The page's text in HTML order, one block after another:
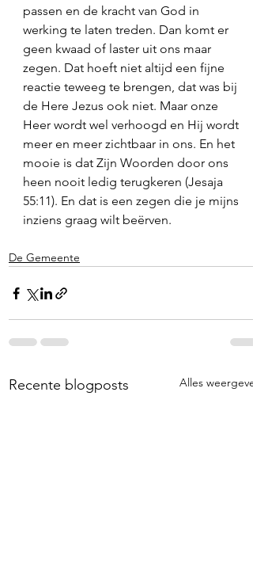
passen en de kracht van God in
werking te laten treden. Dan komt er
geen kwaad of laster uit ons maar
zegen. Dat hoeft niet altijd een fijne
reactie teweeg te brengen, dat was bij
de Here Jezus ook niet. Maar onze
Heer wordt wel verhoogd en Hij wordt
meer en meer zichtbaar in ons. En het
mooie is dat Zijn Woorden door ons
heen nooit ledig terugkeren (Jesaja
55:11). En dat is een zegen die je mijns
inziens graag wilt beërven.
De Gemeente
Recente blogposts Alles